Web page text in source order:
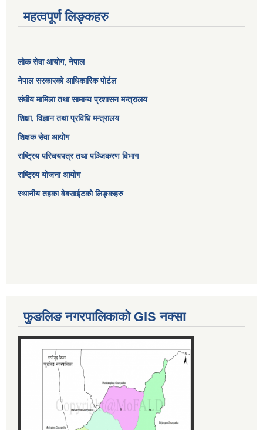
महत्वपूर्ण लिङ्कहरु
लोक सेवा आयोग, नेपाल
नेपाल सरकारको आधिकारिक पोर्टल
संघीय मामिला तथा सामान्य प्रशासन मन्त्रालय
शिक्षा, विज्ञान तथा प्रविधि मन्त्रालय
शिक्षक सेवा आयोग
राष्ट्रिय परिचयपत्र तथा पञ्जिकरण विभाग
राष्ट्रिय योजना आयोग
स्थानीय तहका वेबसाईटको लिङ्कहरु
फुङलिङ नगरपालिकाको GIS नक्सा